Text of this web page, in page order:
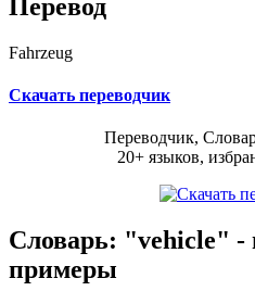
Перевод
Fahrzeug
Скачать переводчик
Переводчик,
20+ языков,
Словарь: "vehicle" -
примеры